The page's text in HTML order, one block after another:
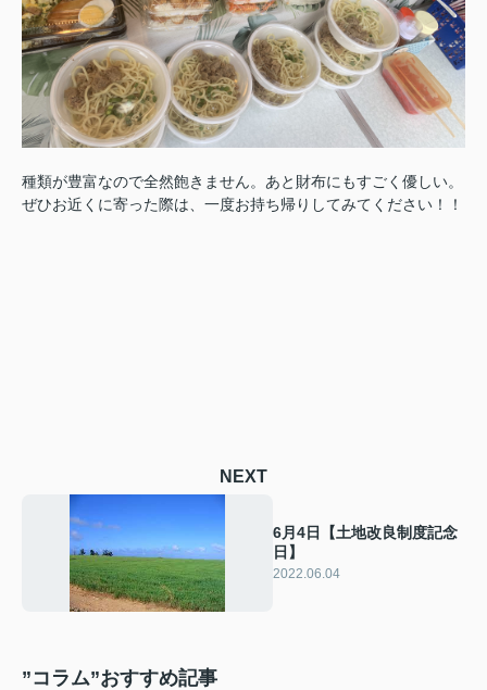
種類が豊富なので全然飽きません。あと財布にもすごく優しい。
ぜひお近くに寄った際は、一度お持ち帰りしてみてください！！
NEXT
6月4日【土地改良制度記念
日】
2022.06.04
”コラム”おすすめ記事